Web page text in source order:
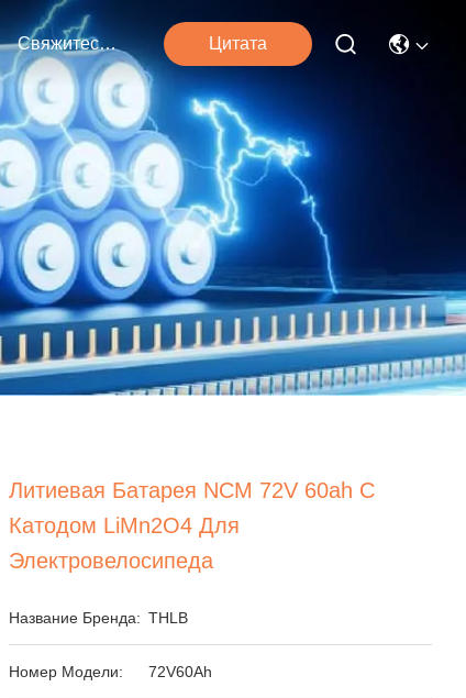
Свяжитесь Мы Цитата
Литиевая Батарея NCM 72V 60ah С
Катодом LiMn2O4 Для
Электровелосипеда
Название Бренда: THLB
Номер Модели: 72V60Ah